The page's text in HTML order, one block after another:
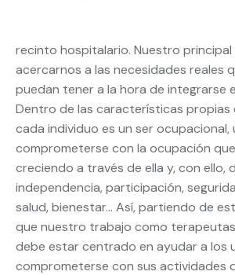
recinto hospitalario. Nuestro
acercarnos a las necesidades reales
puedan tener a la hora de integrarse
Dentro de las características propias
cada individuo es un ser ocupacional,
comprometerse con la ocupación
creciendo a través de ella y, con ello,
independencia, participación,
salud, bienestar… Así, partiendo de
que nuestro trabajo como
debe estar centrado en ayudar a los
comprometerse con sus actividades